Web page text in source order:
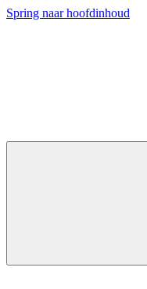
Spring naar hoofdinhoud